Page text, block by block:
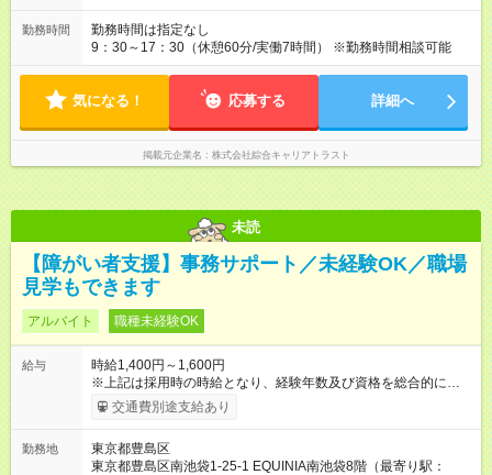
勤務時間
勤務時間は指定なし
9：30～17：30（休憩60分/実働7時間） ※勤務時間相談可能
気になる！ 応募する 詳細へ
掲載元企業名 株式会社綜合キャリアトラスト
未読
【障がい者支援】事務サポート／未経験OK／職場
見学もできます
アルバイト 職種未経験OK
給与
時給1,400円～1,600円
※上記は採用時の時給となり、経験年数及び資格を総合的に考慮
して決定します 【試用期間】試用期間あり 試用期間の長さ：2
ヶ月 雇用形態、給与は本採用時と同じです。
交通費別途支給あり
勤務地
東京都豊島区
東京都豊島区南池袋1-25-1 EQUINIA南池袋8階（最寄り駅：